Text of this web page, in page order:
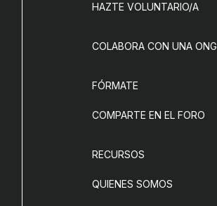
HAZTE VOLUNTARIO/A
COLABORA CON UNA ONG
FÓRMATE
COMPARTE EN EL FORO
RECURSOS
QUIENES SOMOS